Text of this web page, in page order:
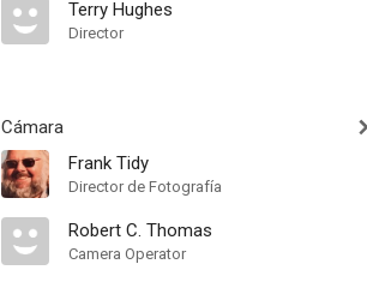
Terry Hughes
Director
Cámara
Frank Tidy
Director de Fotografía
Robert C. Thomas
Camera Operator